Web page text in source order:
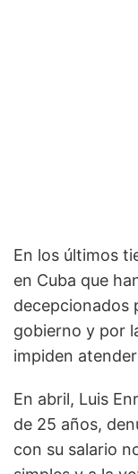
En los últimos
en Cuba que
decepcionados
gobierno y por
impiden
En abril, Luis
de 25 años,
con su salario